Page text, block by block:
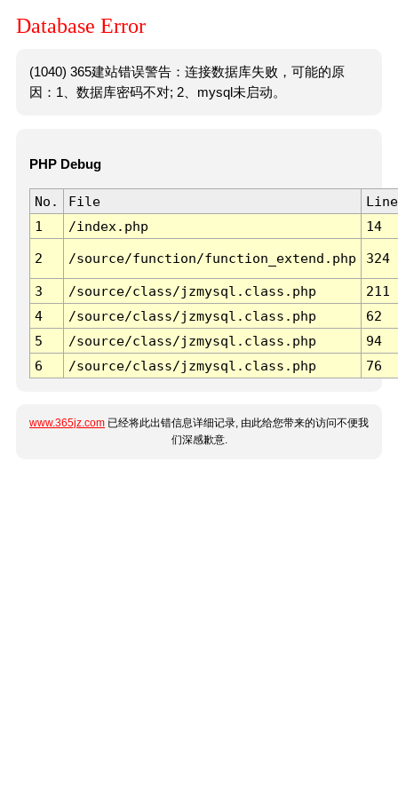
Database Error
(1040) 365建站错误警告：连接数据库失败，可能的原
因：1、数据库密码不对; 2、mysql未启动。
PHP Debug
No. File
Line
1
/index.php 14
2 /source/function/function_extend.php 324
3 /source/class/jzmysql.class.php
211
4
/source/class/jzmysql.class.php
62
5
/source/class/jzmysql.class.php
94
6
/source/class/jzmysql.class.php 76
www.365jz.com 已经将此出错信息详细记录, 由此给您带来的访问不便我
们深感歉意.